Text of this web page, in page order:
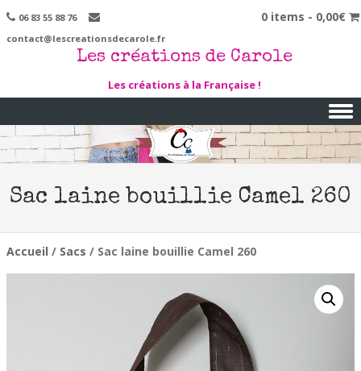
06 83 55 88 76
contact@lescreationsdecarole.fr
0 items - 0,00€
Les créations de Carole
Les créations à la Française !
Skip to content
Sac laine bouillie Camel 260
Accueil / Sacs / Sac laine bouillie Camel 260